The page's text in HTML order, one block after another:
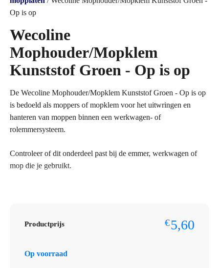
Op is op
Wecoline
Mophouder/Mopklem
Kunststof Groen - Op is op
De Wecoline Mophouder/Mopklem Kunststof Groen - Op is op
is bedoeld als moppers of mopklem voor het uitwringen en
hanteren van moppen binnen een werkwagen- of
rolemmersysteem.
Controleer of dit onderdeel past bij de emmer, werkwagen of
mop die je gebruikt.
mee over aantallen, voorraadbeheer en zakelijke prijsafspraken.
Specificaties
Productprijs €5,60
Op voorraad